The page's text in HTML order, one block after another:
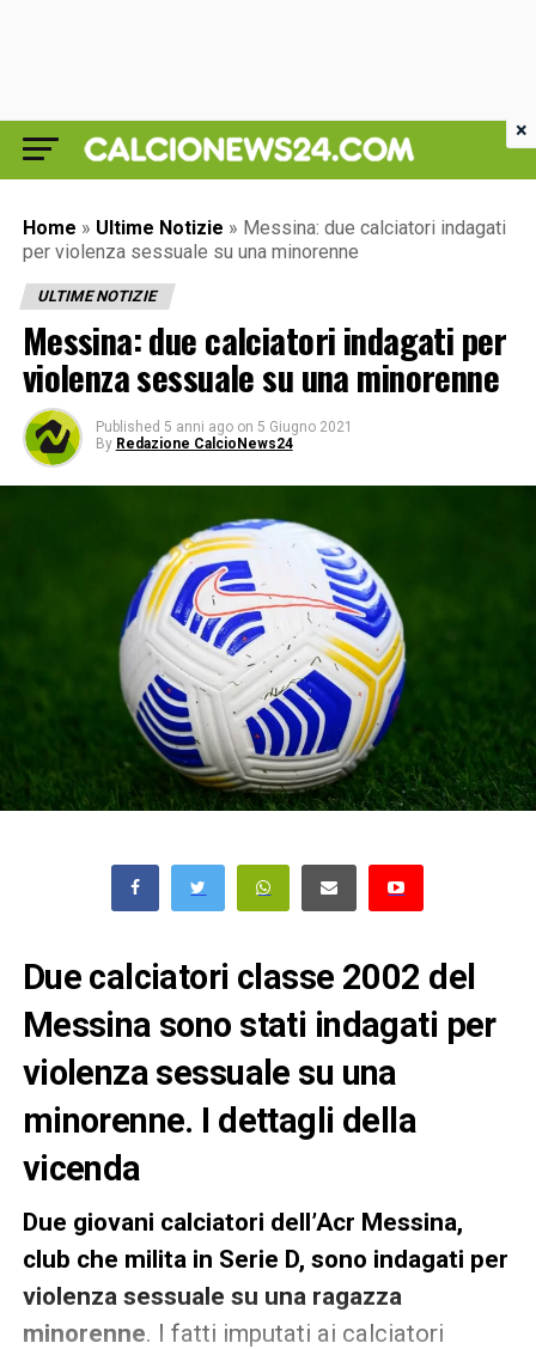
Home » Ultime Notizie » Messina: due calciatori indagati
per violenza sessuale su una minorenne
ULTIME NOTIZIE
Messina: due calciatori indagati per
violenza sessuale su una minorenne
Published 5 anni ago on 5 Giugno 2021
By Redazione CalcioNews24
Due calciatori classe 2002 del
Messina sono stati indagati per
violenza sessuale su una
minorenne. I dettagli della
vicenda
Due giovani calciatori dell’Acr Messina,
club che milita in Serie D, sono indagati per
violenza sessuale su una ragazza
minorenne. I fatti imputati ai calciatori
×